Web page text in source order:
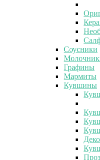
Соусники
Графины
Мармиты
Кувшины